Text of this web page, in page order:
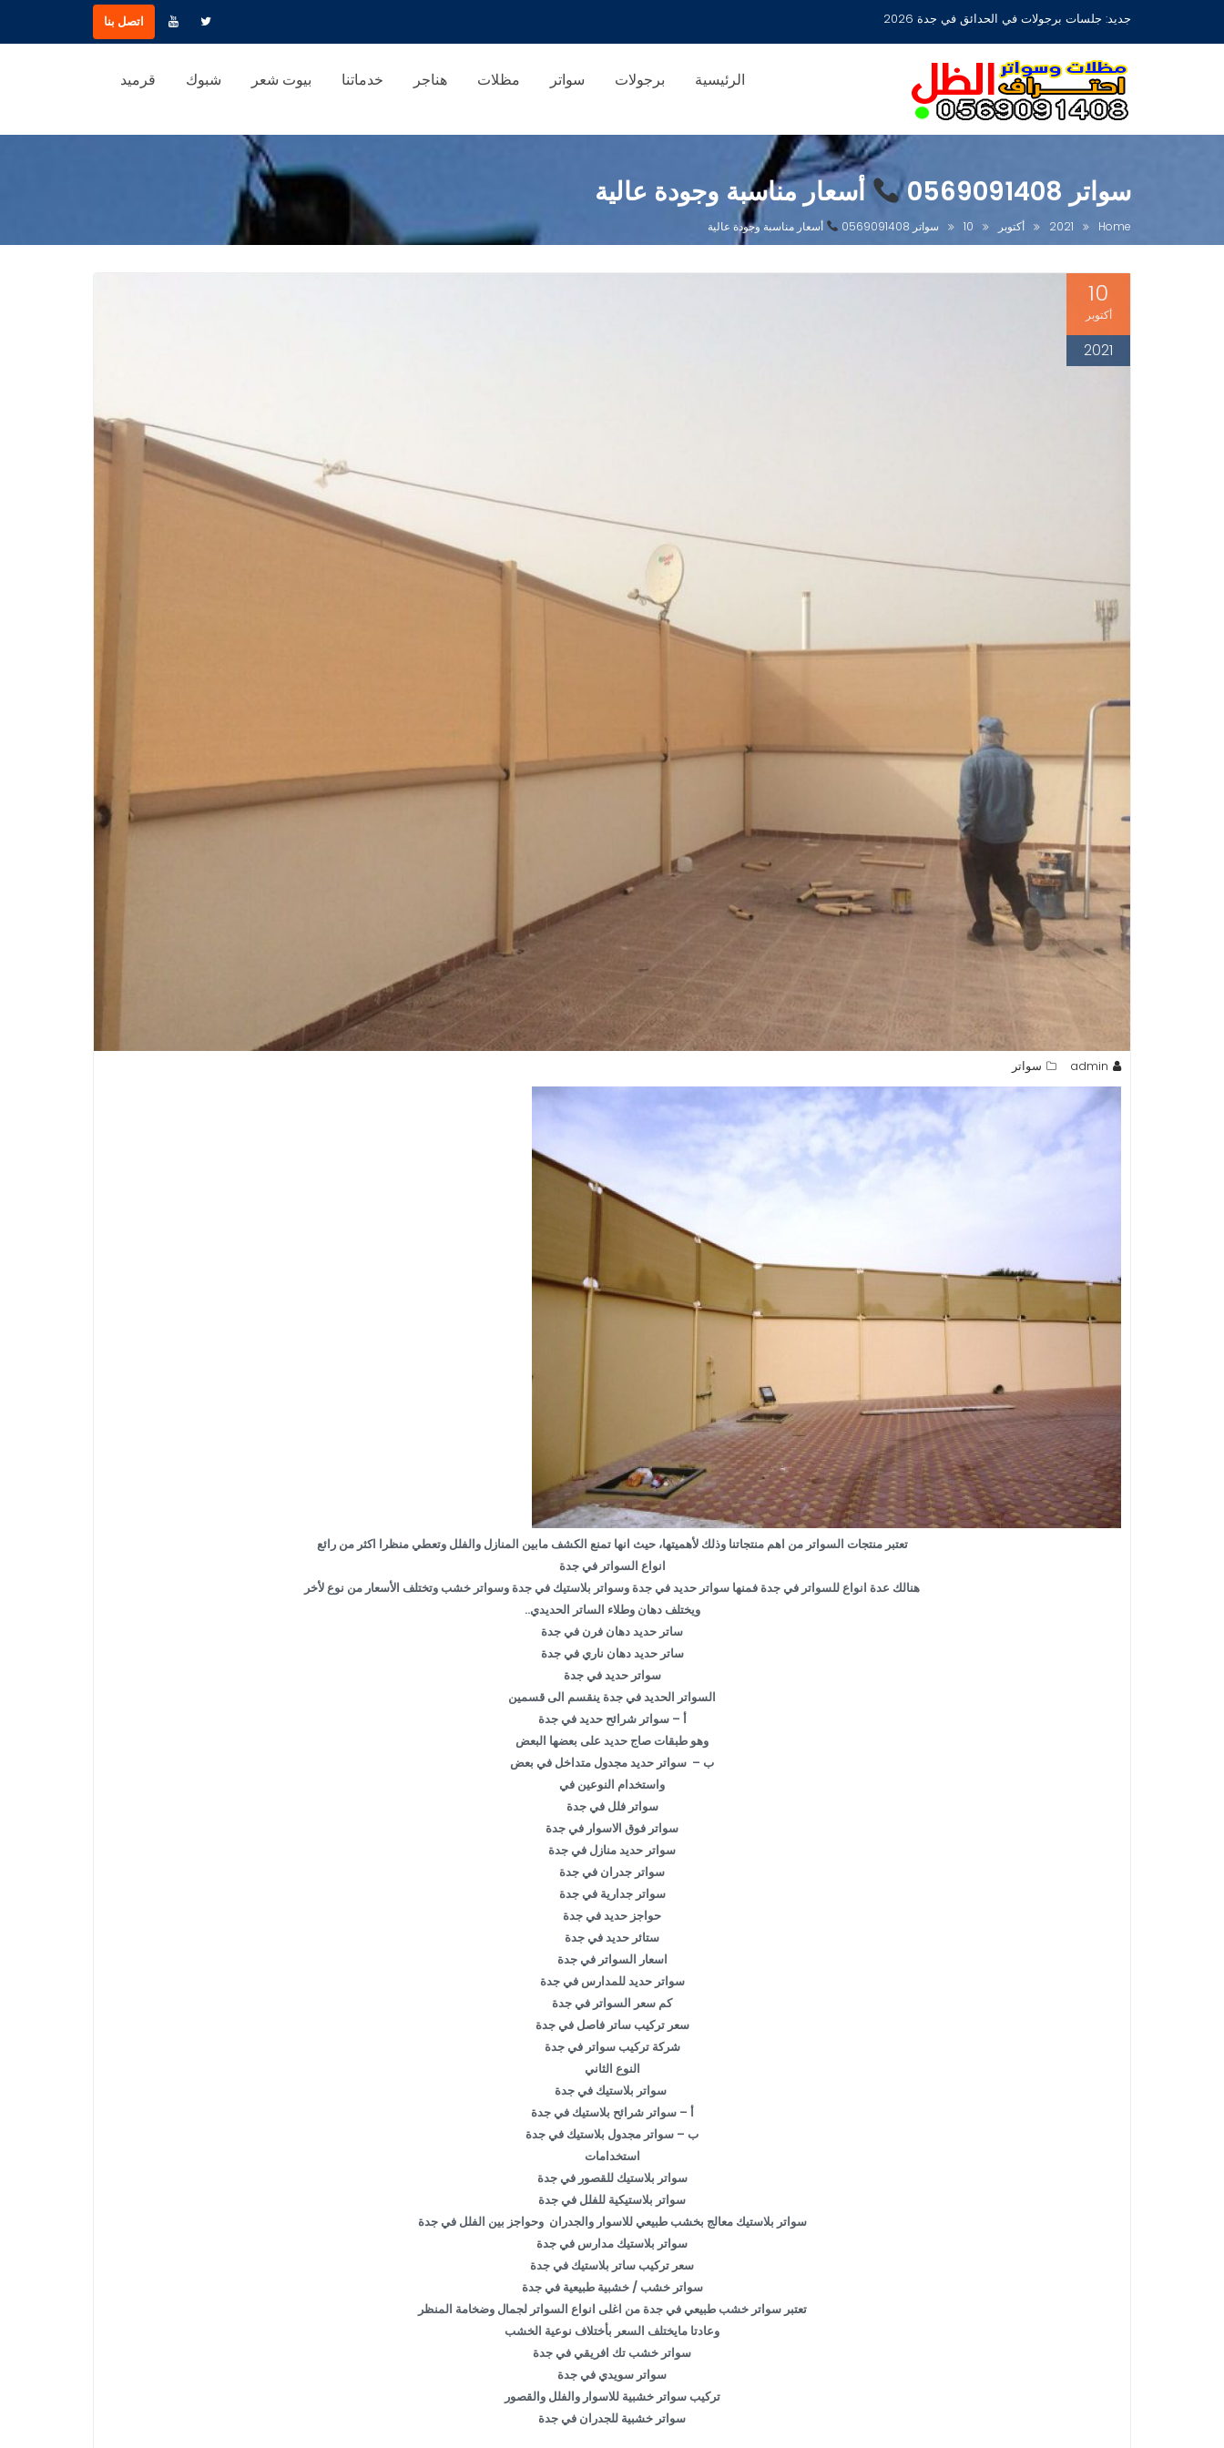
جديد: جلسات برجولات في الحدائق في جدة 2026 اتصل بنا
الرئيسية برجولات سواتر مظلات هناجر خدماتنا بيوت شعر شبوك قرميد
سواتر 0569091408 أسعار مناسبة وجودة عالية
Home
2021 أكتوبر 10 سواتر 0569091408 أسعار مناسبة وجودة عالية
10
أكتوبر
2021
admin سواتر
تعتبر منتجات السواتر من اهم منتجاتنا وذلك لأهميتها، حيث انها تمنع الكشف مابين المنازل والفلل وتعطي منظرا اكثر من رائع
انواع السواتر في جدة
هنالك عدة انواع للسواتر في جدة فمنها سواتر حديد في جدة وسواتر بلاستيك في جدة وسواتر خشب وتختلف الأسعار من نوع لأخر
ويختلف دهان وطلاء الساتر الحديدي..
ساتر حديد دهان فرن في جدة
ساتر حديد دهان ناري في جدة
سواتر حديد في جدة
السواتر الحديد في جدة ينقسم الى قسمين
أ – سواتر شرائح حديد في جدة
وهو طبقات صاج حديد على بعضها البعض
ب – سواتر حديد مجدول متداخل في بعض
واستخدام النوعين في
سواتر فلل في جدة
سواتر فوق الاسوار في جدة
سواتر حديد منازل في جدة
سواتر جدران في جدة
سواتر جدارية في جدة
حواجز حديد في جدة
ستائر حديد في جدة
اسعار السواتر في جدة
سواتر حديد للمدارس في جدة
كم سعر السواتر في جدة
سعر تركيب ساتر فاصل في جدة
شركة تركيب سواتر في جدة
النوع الثاني
سواتر بلاستيك في جدة
أ – سواتر شرائح بلاستيك في جدة
ب – سواتر مجدول بلاستيك في جدة
استخدامات
سواتر بلاستيك للقصور في جدة
سواتر بلاستيكية للفلل في جدة
سواتر بلاستيك معالج بخشب طبيعي للاسوار والجدران وحواجز بين الفلل في جدة
سواتر بلاستيك مدارس في جدة
سعر تركيب ساتر بلاستيك في جدة
سواتر خشب / خشبية طبيعية في جدة
تعتبر سواتر خشب طبيعي في جدة من اغلى انواع السواتر لجمال وضخامة المنظر
وعادتا مايختلف السعر بأختلاف نوعية الخشب
سواتر خشب تك افريقي في جدة
سواتر سويدي في جدة
تركيب سواتر خشبية للاسوار والفلل والقصور
سواتر خشبية للجدران في جدة